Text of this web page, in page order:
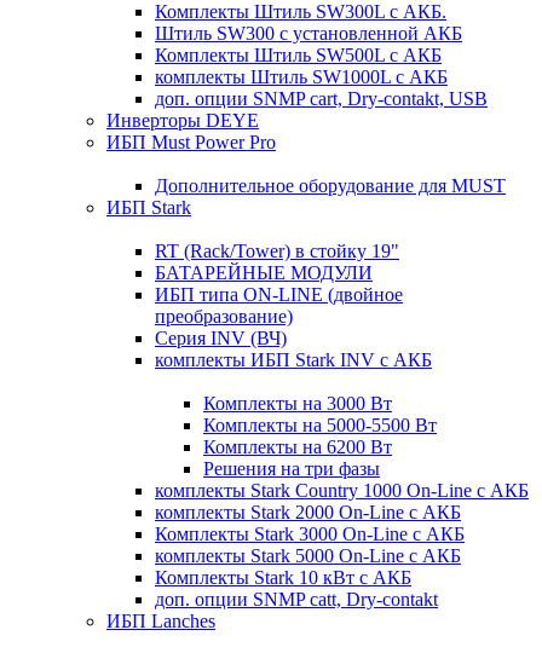
Комплекты Штиль SW300L с АКБ.
Штиль SW300 с установленной АКБ
Комплекты Штиль SW500L с АКБ
комплекты Штиль SW1000L с АКБ
доп. опции SNMP cart, Dry-contakt, USB
Инверторы DEYE
ИБП Must Power Pro
Дополнительное оборудование для MUST
ИБП Stark
RT (Rack/Tower) в стойку 19"
БАТАРЕЙНЫЕ МОДУЛИ
ИБП типа ON-LINE (двойное
преобразование)
Серия INV (ВЧ)
комплекты ИБП Stark INV с АКБ
Комплекты на 3000 Вт
Комплекты на 5000-5500 Вт
Комплекты на 6200 Вт
Решения на три фазы
комплекты Stark Country 1000 On-Line с АКБ
комплекты Stark 2000 On-Line с АКБ
Комплекты Stark 3000 On-Line с АКБ
комплекты Stark 5000 On-Line с АКБ
Комплекты Stark 10 кВт с АКБ
доп. опции SNMP catt, Dry-contakt
ИБП Lanches